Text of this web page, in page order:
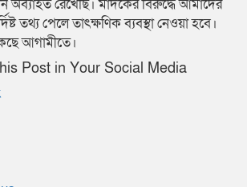
অব্যাহত রেখেছি। মাদকের বিরুদ্ধে আমাদের
তথ্য পেলে তাৎক্ষণিক ব্যবস্থা নেওয়া হবে।
আগামীতে।
Post in Your Social Media